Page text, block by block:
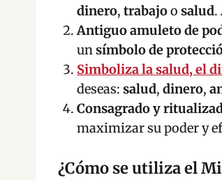
dinero, trabajoo salud.
Antiguo amuleto de
unsímbolo de
Simboliza la salud, el
deseas: salud, dinero,
Consagrado y
maximizar su poder y
¿Cómo se utiliza el